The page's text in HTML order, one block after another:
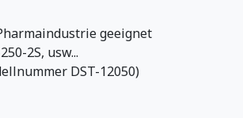
geeignet
2S, usw...
DST-12050)